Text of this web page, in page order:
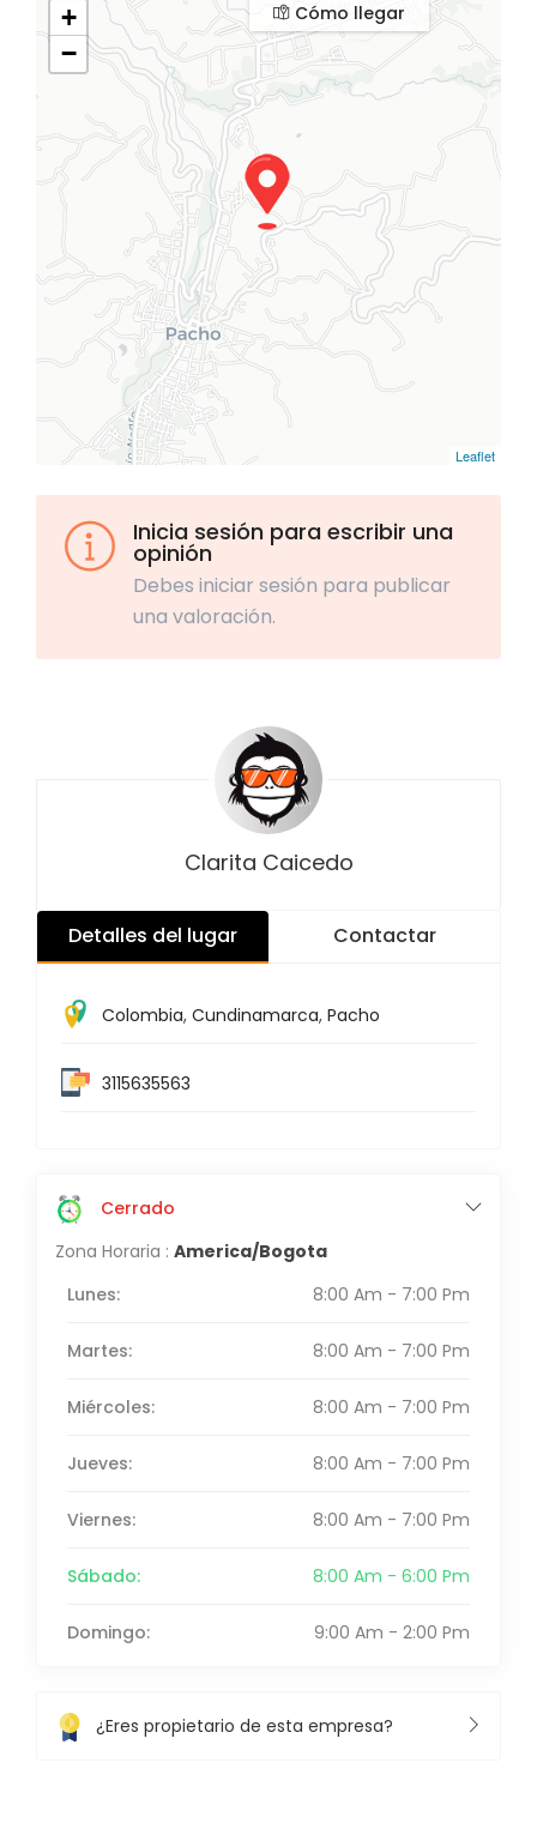
+
−
Leaflet
Cómo llegar
Inicia sesión para escribir una
opinión
Debes iniciar sesión para publicar
una valoración.
Clarita Caicedo
Detalles del lugar Contactar
Colombia, Cundinamarca, Pacho
3115635563
Cerrado
Zona Horaria : America/Bogota
Lunes:
8:00 Am - 7:00 Pm
Martes: 8:00 Am - 7:00 Pm
Miércoles: 8:00 Am - 7:00 Pm
Jueves: 8:00 Am - 7:00 Pm
Viernes: 8:00 Am - 7:00 Pm
Sábado: 8:00 Am - 6:00 Pm
Domingo: 9:00 Am - 2:00 Pm
¿Eres propietario de esta empresa?